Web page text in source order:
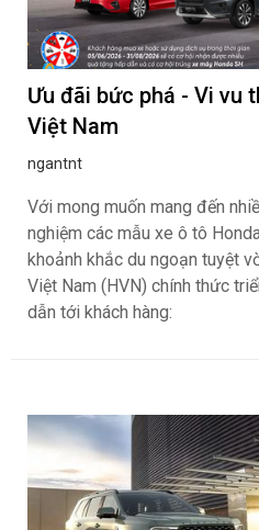
Ưu đãi bức phá - Vi vu
Việt Nam
ngantnt
Với mong muốn mang đến
nghiệm các mẫu xe ô tô
khoảnh khắc du ngoạn tuyệt
Việt Nam (HVN) chính thức
dẫn tới khách hàng: